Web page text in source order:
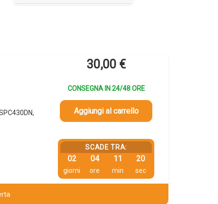
30,00 €
CONSEGNA IN 24/48 ORE
Aggiungi al carrello
SCADE TRA:
02
giorni
04
ore
11
min
19
sec